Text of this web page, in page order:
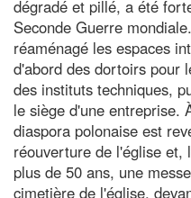
dégradé et pillé, a été
Seconde Guerre
réaménagé les espaces
d'abord des dortoirs pour
des instituts techniques,
le siège d'une entreprise.
diaspora polonaise est
réouverture de l'église et,
plus de 50 ans, une
cimetière de l'église,